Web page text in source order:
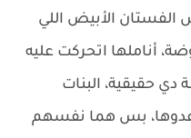
الأبيض اللي
أناملها اتحركت عليه
دي حقيقية، البنات
بس هما نفسهم